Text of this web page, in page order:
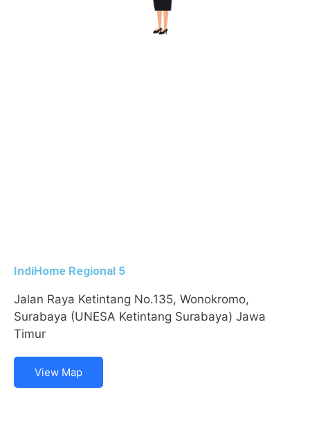
IndiHome Regional 5
Jalan Raya Ketintang No.135, Wonokromo,
Surabaya (UNESA Ketintang Surabaya) Jawa
Timur
View Map